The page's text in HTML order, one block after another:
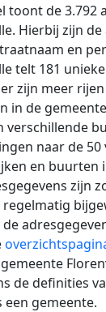
toont de 3.792
Hierbij zijn de
en
telt 181
zijn meer
in de
verschillende
naar de 50
en buurten
zijn
de definities
een gemeente.